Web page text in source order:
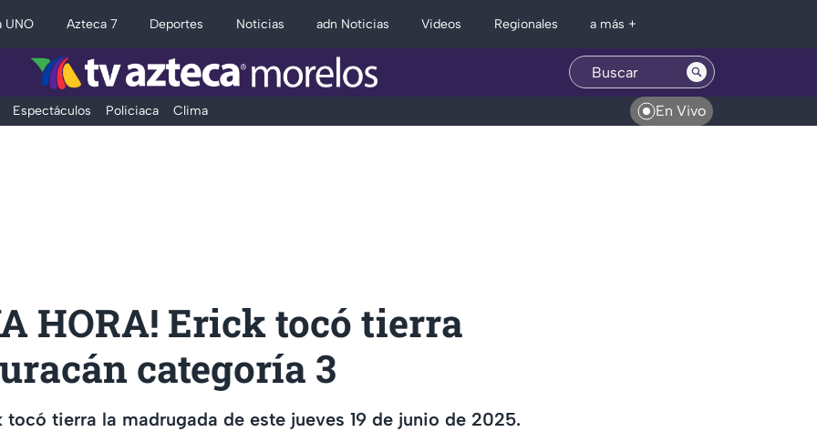
UNO Azteca 7 Deportes Noticias adn Noticias Videos Regionales a más +
Espectáculos Policiaca Clima En Vivo
HORA! Erick tocó tierra
categoría 3
tocó tierra la madrugada de este jueves 19 de junio de 2025.